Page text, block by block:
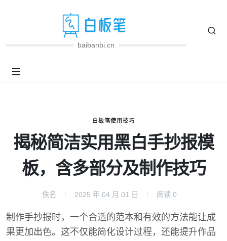
baibanbi.cn
白板笔使用技巧
揭秘简洁实用黑白手抄报模
板，含多部分及制作技巧
佚名 2025 年 04 月 01 日 阅读 0
制作手抄报时，一个合适的范本和有效的方法能让成
果更加出色。这不仅能简化设计过程，还能提升作品